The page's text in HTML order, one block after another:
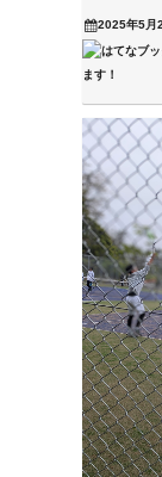
2025年5月